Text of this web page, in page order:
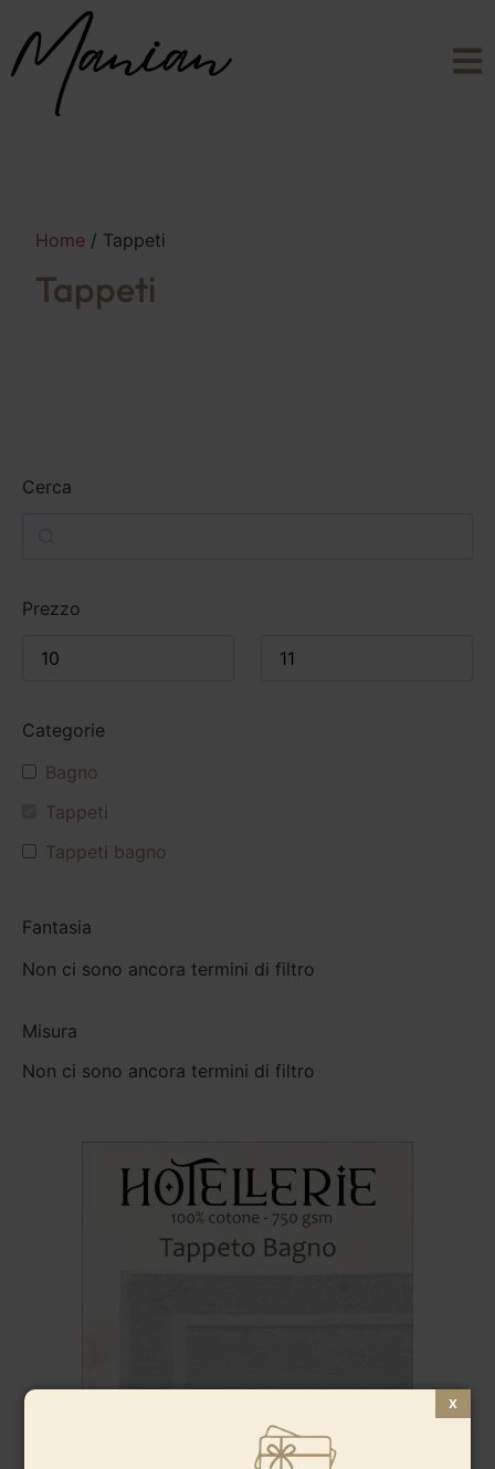
Home / Tappeti
Tappeti
Cerca
Prezzo
Categorie
Bagno
Tappeti
Tappeti bagno
Fantasia
Non ci sono ancora termini di filtro
Misura
Non ci sono ancora termini di filtro